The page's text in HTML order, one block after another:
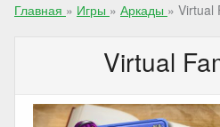
Главная » Игры » Аркады » Virtual
Virtual